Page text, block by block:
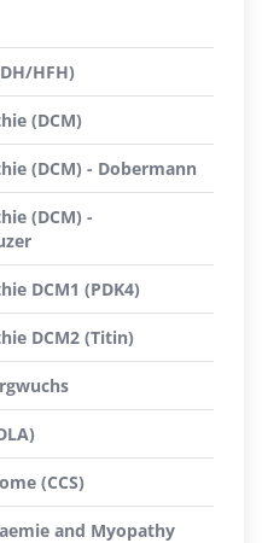
HFH)
(DCM)
(DCM) - Dobermann
(DCM) -
DCM1 (PDK4)
DCM2 (Titin)
(CCS)
and Myopathy